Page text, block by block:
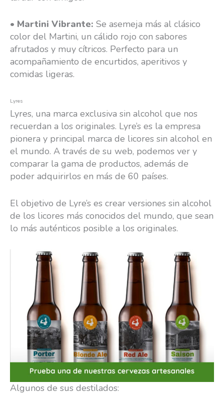
• Martini Vibrante: Se asemeja más al clásico
color del Martini, un cálido rojo con sabores
afrutados y muy cítricos. Perfecto para un
acompañamiento de encurtidos, aperitivos y
comidas ligeras.
Lyres
Lyres, una marca exclusiva sin alcohol que nos
recuerdan a los originales. Lyre’s es la empresa
pionera y principal marca de licores sin alcohol en
el mundo. A través de su web, podemos ver y
comparar la gama de productos, además de
poder adquirirlos en más de 60 países.
El objetivo de Lyre’s es crear versiones sin alcohol
de los licores más conocidos del mundo, que sean
lo más auténticos posible a los originales.
Algunos de sus destilados: